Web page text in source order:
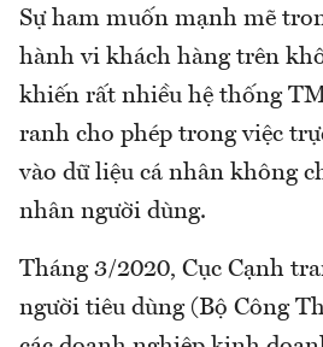
Sự ham muốn mạnh mẽ
hành vi khách hàng trên
khiến rất nhiều hệ thống
ranh cho phép trong việc
vào dữ liệu cá nhân không
nhân người dùng.
Tháng 3/2020, Cục Cạnh
người tiêu dùng (Bộ Công